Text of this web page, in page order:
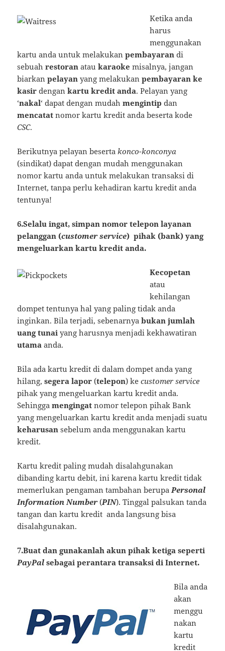
Ketika anda
harus
menggunakan
kartu anda untuk melakukanpembayaran di
sebuahrestoran ataukaraoke misalnya, jangan
biarkanpelayan yang melakukanpembayaran ke
kasir dengankartu kredit anda. Pelayan yang
‘nakal‘ dapat dengan mudahmengintip dan
mencatat nomor kartu kredit anda beserta kode
CSC.
Berikutnya pelayan besertakonco-konconya
(sindikat) dapat dengan mudah menggunakan
nomor kartu anda untuk melakukan transaksi di
Internet, tanpa perlu kehadiran kartu kredit anda
tentunya!
6.Selalu ingat, simpan nomor telepon layanan
pelanggan (customer service) pihak (bank) yang
mengeluarkan kartu kredit anda.
Kecopetan
atau
kehilangan
dompet tentunya hal yang paling tidak anda
inginkan. Bila terjadi, sebenarnyabukan jumlah
uang tunai yang harusnya menjadi kekhawatiran
utama anda.
Bila ada kartu kredit di dalam dompet anda yang
hilang,segera lapor (telepon) ke customer service
pihak yang mengeluarkan kartu kredit anda.
Sehinggamengingat nomor telepon pihak Bank
yang mengeluarkan kartu kredit anda menjadi suatu
keharusan sebelum anda menggunakan kartu
kredit.
Kartu kredit paling mudah disalahgunakan
dibanding kartu debit, ini karena kartu kredit tidak
memerlukan pengaman tambahan berupaPersonal
Information Number(PIN). Tinggal palsukan tanda
tangan dan kartu kredit anda langsung bisa
disalahgunakan.
7.Buat dan gunakanlah akun pihak ketiga seperti
PayPal sebagai perantara transaksi di Internet.
Bila anda
akan
menggu
nakan
kartu
kredit